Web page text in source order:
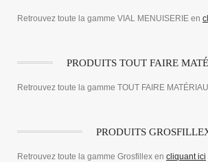
Retrouvez toute la gamme VIAL MENUISERIE en
PRODUITS TOUT FAIRE
Retrouvez toute la gamme TOUT FAIRE
PRODUITS
Retrouvez toute la gamme Grosfillex en cliquant ici